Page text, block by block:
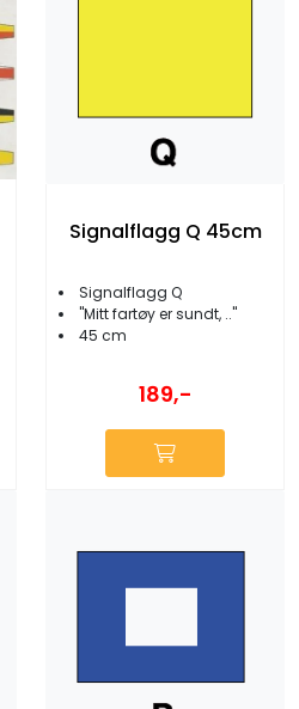
Signalflagg Q 45cm
Signalflagg Q
''Mitt fartøy er sundt, ..''
45 cm
189,-